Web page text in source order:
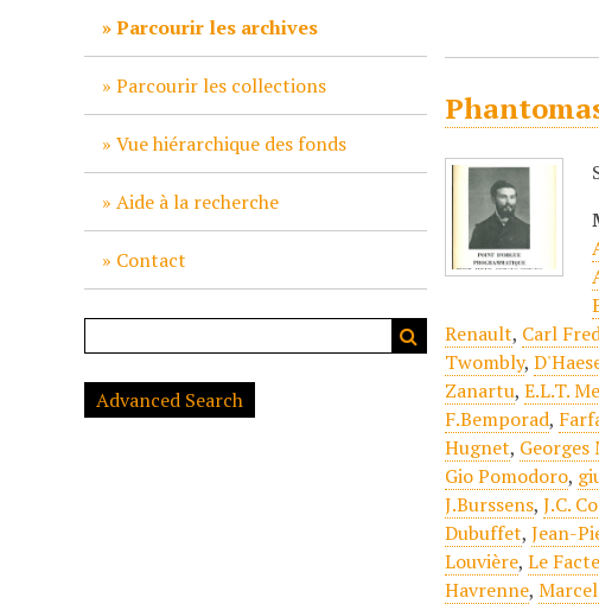
Parcourir les archives
Parcourir les collections
Vue hiérarchique des fonds
Aide à la recherche
Contact
Advanced Search
Renault, Carl
Twombly,
Zanartu,E.L.T.
F.Bemporad,
Hugnet, Georges
Gio Pomodoro,
J.Burssens,J.C.
Dubuffet,Jean-
Louvière,Le
Havrenne,